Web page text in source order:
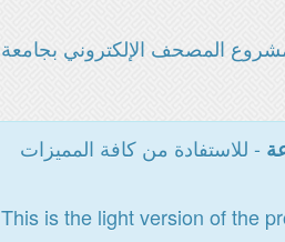
المصحف الإلكتروني بجامعة
- للاستفادة من كافة المميزات
This is the light version of the